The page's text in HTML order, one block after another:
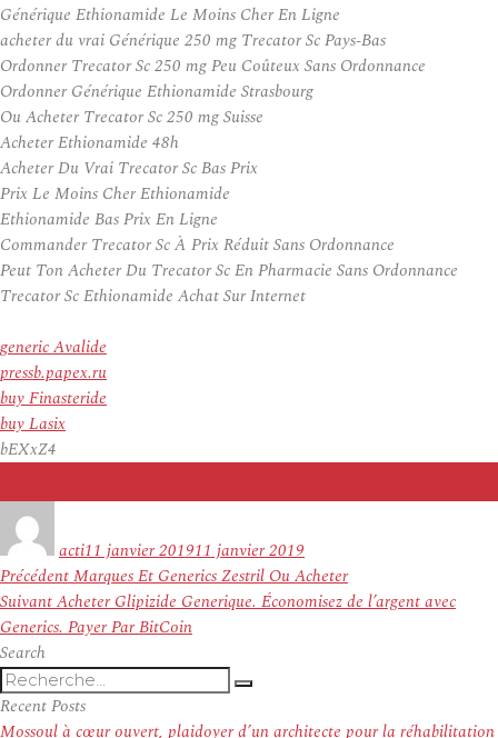
Générique Ethionamide Le Moins Cher En Ligne
acheter du vrai Générique 250 mg Trecator Sc Pays-Bas
Ordonner Trecator Sc 250 mg Peu Coûteux Sans Ordonnance
Ordonner Générique Ethionamide Strasbourg
Ou Acheter Trecator Sc 250 mg Suisse
Acheter Ethionamide 48h
Acheter Du Vrai Trecator Sc Bas Prix
Prix Le Moins Cher Ethionamide
Ethionamide Bas Prix En Ligne
Commander Trecator Sc À Prix Réduit Sans Ordonnance
Peut Ton Acheter Du Trecator Sc En Pharmacie Sans Ordonnance
Trecator Sc Ethionamide Achat Sur Internet
generic Avalide
pressb.papex.ru
buy Finasteride
buy Lasix
bEXxZ4
actile
11 janvier 201911 janvier 2019
Navigation
de
l’article
PrécédentArticle
précédent :
Marques Et Generics Zestril Ou Acheter
SuivantArticle
suivant :
Acheter Glipizide Generique. Économisez de l’argent avec
Generics. Payer Par BitCoin
Search
Recherche
pour
:
Recherche
Recent Posts
Mossoul à cœur ouvert, plaidoyer d’un architecte pour la réhabilitation